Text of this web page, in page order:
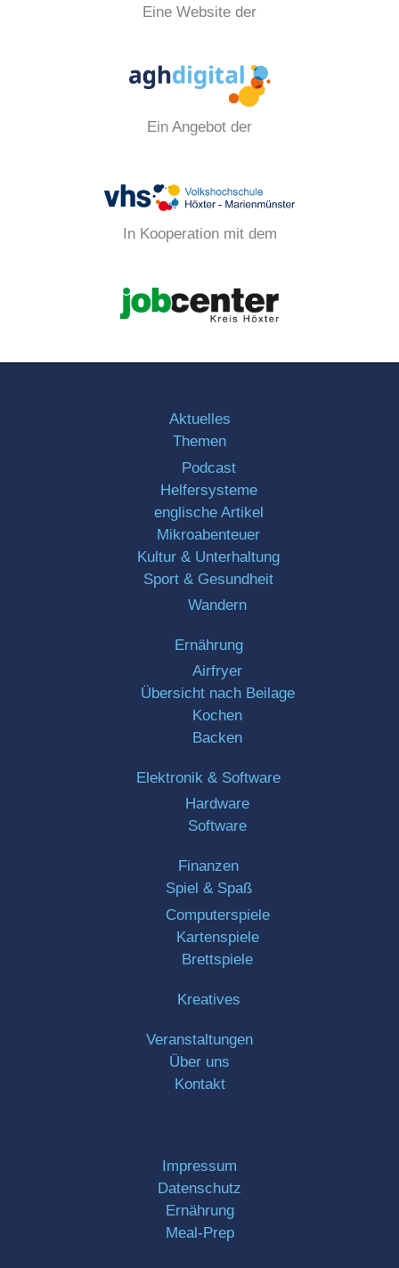
Eine Website der
Ein Angebot der
In Kooperation mit dem
Aktuelles
Themen
Podcast
Helfersysteme
englische Artikel
Mikroabenteuer
Kultur & Unterhaltung
Sport & Gesundheit
Wandern
Ernährung
Airfryer
Übersicht nach Beilage
Kochen
Backen
Elektronik & Software
Hardware
Software
Finanzen
Spiel & Spaß
Computerspiele
Kartenspiele
Brettspiele
Kreatives
Veranstaltungen
Über uns
Kontakt
Impressum
Datenschutz
Ernährung
Meal-Prep